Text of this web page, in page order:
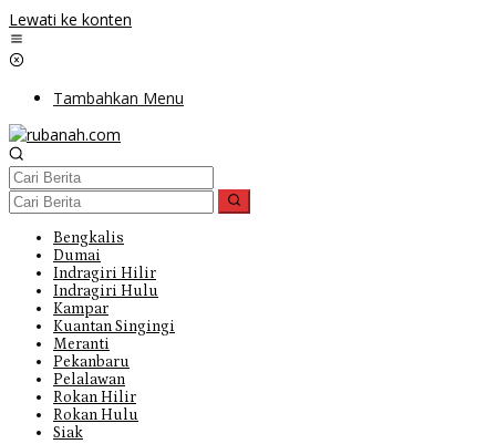
Lewati ke konten
Tambahkan Menu
Bengkalis
Dumai
Indragiri Hilir
Indragiri Hulu
Kampar
Kuantan Singingi
Meranti
Pekanbaru
Pelalawan
Rokan Hilir
Rokan Hulu
Siak